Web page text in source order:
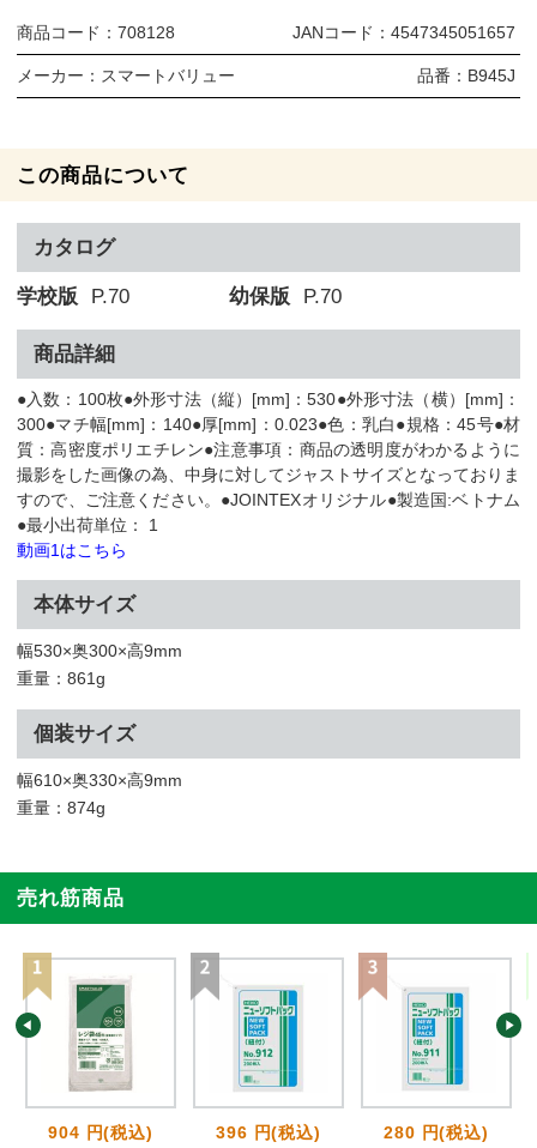
商品コード： 708128 JANコード： 4547345051657
メーカー： スマートバリュー 品番： B945J
この商品について
カタログ
学校版 P.70 幼保版 P.70
商品詳細
●入数：100枚●外形寸法（縦）[mm]：530●外形寸法（横）[mm]：
300●マチ幅[mm]：140●厚[mm]：0.023●色：乳白●規格：45号●材
質：高密度ポリエチレン●注意事項：商品の透明度がわかるように
撮影をした画像の為、中身に対してジャストサイズとなっておりま
すので、ご注意ください。●JOINTEXオリジナル●製造国:ベトナム
●最小出荷単位： 1
動画1はこちら
本体サイズ
幅530×奥300×高9mm
重量：861g
個装サイズ
幅610×奥330×高9mm
重量：874g
売れ筋商品
904 円(税込) 396 円(税込) 280 円(税込)